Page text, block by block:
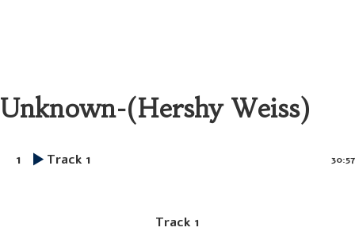
Unknown-(Hershy Weiss)
1 Track 1 30:57
Track 1